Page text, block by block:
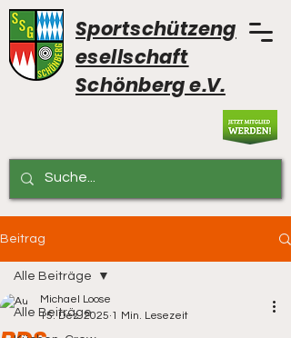
Sportschützeng
esellschaft
Schönberg e.V.
Beitrag
Alle Beiträge
Alle Beiträge
Michael Loose
15. Dez. 2025 1 Min. Lesezeit